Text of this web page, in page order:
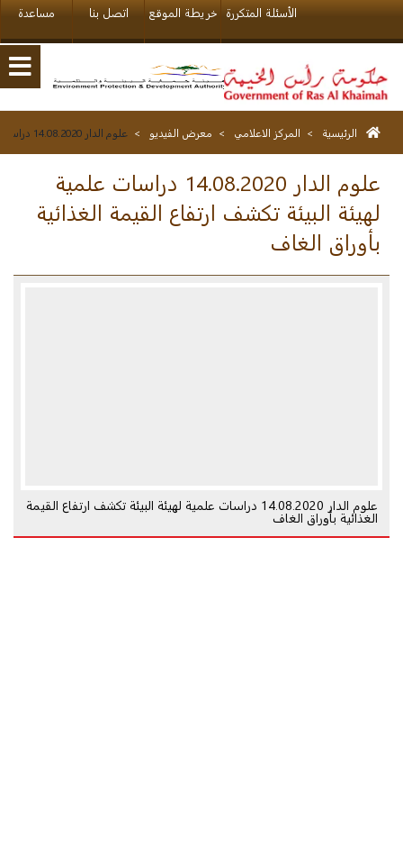
مساعدة اتصل بنا خريطة الموقع الأسئلة المتكررة
الرئيسية > المركز الاعلامي > معرض الفيديو > علوم الدار 14.08.2020 دراسات علمية لهيئة البيئة تكشف ارتفاع القيمة الغذائية بأوراق الغاف
علوم الدار 14.08.2020 دراسات علمية
لهيئة البيئة تكشف ارتفاع القيمة الغذائية
بأوراق الغاف
علوم الدار 14.08.2020 دراسات علمية لهيئة البيئة تكشف ارتفاع القيمة
الغذائية بأوراق الغاف